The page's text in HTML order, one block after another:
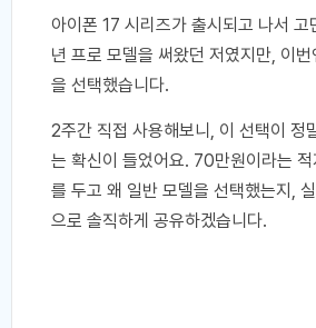
아이폰 17 시리즈가 출시되고 나서 고
년 프로 모델을 써왔던 저였지만, 이
을 선택했습니다.
2주간 직접 사용해보니, 이 선택이 정
는 확신이 들었어요. 70만원이라는 적
를 두고 왜 일반 모델을 선택했는지,
으로 솔직하게 공유하겠습니다.